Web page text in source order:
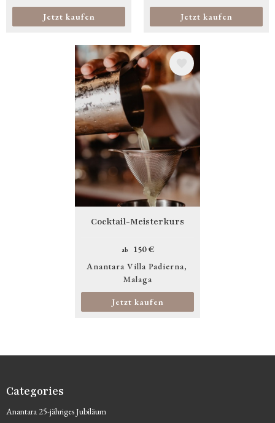
Jetzt kaufen Jetzt kaufen
Bild
Cocktail-Meisterkurs
ab
150 €
Anantara Villa Padierna
Malaga
Jetzt kaufen
Categories
Anantara 25-jähriges Jubiläum